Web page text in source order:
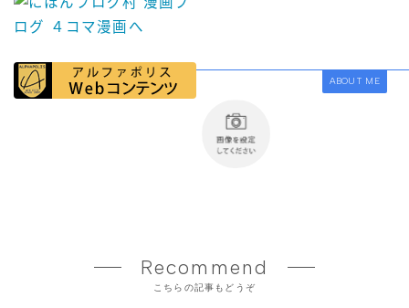
ABOUT ME
Recommend
こちらの記事もどうぞ